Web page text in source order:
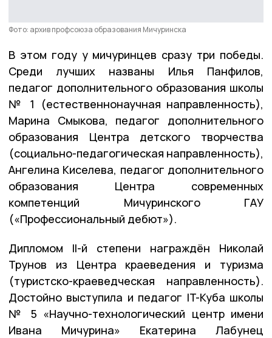
Фото: архив профсоюза образования Мичуринска
В этом году у мичуринцев сразу три победы.
Среди лучших названы Илья Панфилов,
педагог дополнительного образования школы
№ 1 (естественнонаучная направленность),
Марина Смыкова, педагог дополнительного
образования Центра детского творчества
(социально-педагогическая направленность),
Ангелина Киселева, педагог дополнительного
образования Центра современных
компетенций Мичуринского ГАУ
(«Профессиональный дебют»).
Дипломом II-й степени награждён Николай
Трунов из Центра краеведения и туризма
(туристско-краеведческая направленность).
Достойно выступила и педагог IT-Куба школы
№ 5 «Научно-технологический центр имени
Ивана Мичурина» Екатерина Лабунец